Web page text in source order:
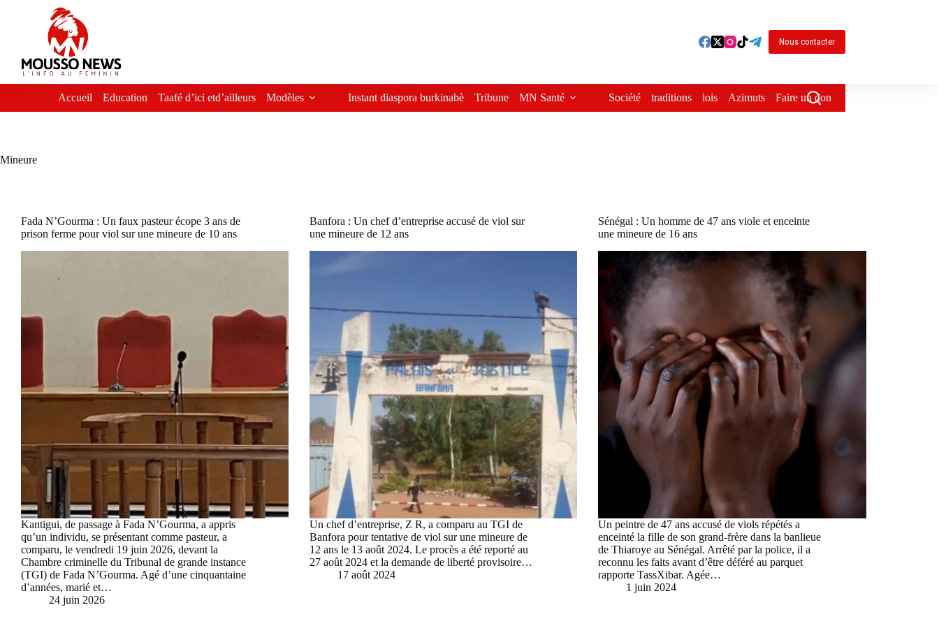
Nous contacter
Accueil Education Taafé d’ici etd’ailleurs Modèles Instant diaspora burkinabè Tribune MN Santé Société traditions lois Azimuts Faire un don
Mineure
Fada N’Gourma : Un faux pasteur écope 3 ans de
prison ferme pour viol sur une mineure de 10 ans
Kantigui, de passage à Fada N’Gourma, a appris
qu’un individu, se présentant comme pasteur, a
comparu, le vendredi 19 juin 2026, devant la
Chambre criminelle du Tribunal de grande instance
(TGI) de Fada N’Gourma. Agé d’une cinquantaine
d’années, marié et…
24 juin 2026
Banfora : Un chef d’entreprise accusé de viol sur
une mineure de 12 ans
Un chef d’entreprise, Z R, a comparu au TGI de
Banfora pour tentative de viol sur une mineure de
12 ans le 13 août 2024. Le procès a été reporté au
27 août 2024 et la demande de liberté provisoire…
17 août 2024
Sénégal : Un homme de 47 ans viole et enceinte
une mineure de 16 ans
Un peintre de 47 ans accusé de viols répétés a
enceinté la fille de son grand-frère dans la banlieue
de Thiaroye au Sénégal. Arrêté par la police, il a
reconnu les faits avant d’être déféré au parquet
rapporte TassXibar. Agée…
1 juin 2024